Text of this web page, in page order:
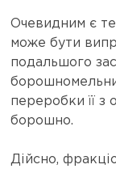
Очевидним є
може бути
подальшого
переробки її
борошно.
Дійсно,